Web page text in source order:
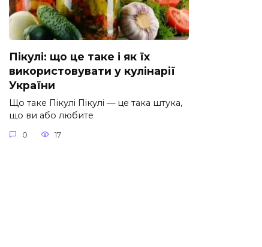
Пікулі: що це таке і як їх
використовувати у кулінарії
України
Що таке Пікулі Пікулі — це така штука,
що ви або любите
0 17